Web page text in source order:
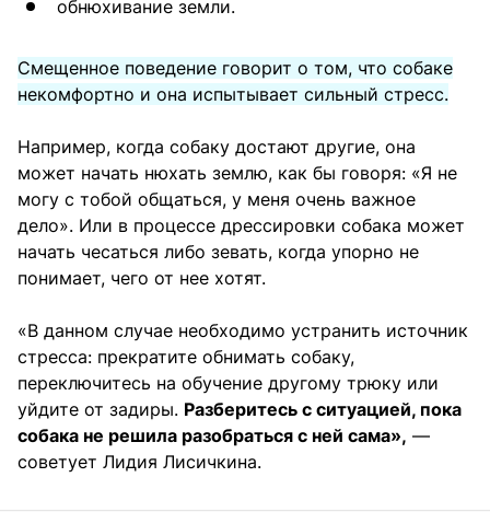
обнюхивание земли.
Смещенное поведение говорит о том, что собаке
некомфортно и она испытывает сильный стресс.
Например, когда собаку достают другие, она
может начать нюхать землю, как бы говоря: «Я не
могу с тобой общаться, у меня очень важное
дело». Или в процессе дрессировки собака может
начать чесаться либо зевать, когда упорно не
понимает, чего от нее хотят.
«В данном случае необходимо устранить источник
стресса: прекратите обнимать собаку,
переключитесь на обучение другому трюку или
уйдите от задиры. Разберитесь с ситуацией, пока
собака не решила разобраться с ней сама», —
советует Лидия Лисичкина.